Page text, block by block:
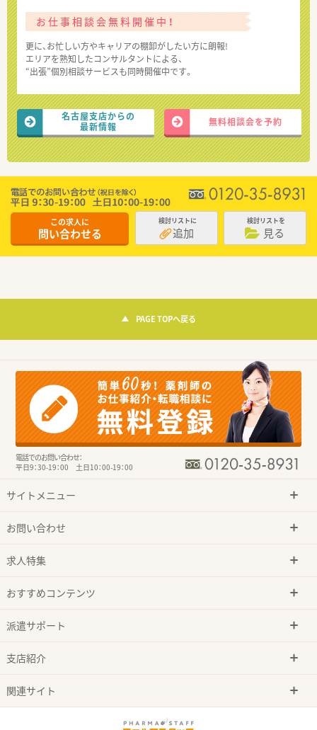
お仕事相談会無料開催中！
更に、お忙しい方やキャリアの棚卸がしたい方に朗報!
エリアを熟知したコンサルタントによる、
“出張”個別相談サービスも同時開催中です。
名古屋支店からの
最新情報
無料相談会を予約
この求人に
問い合わせる
検討リストに
追加
検討リストを
見る
PAGE TOPへ戻る
電話でのお問い合わせ：
平日9：30-19：00 土日10：00-19：00
サイトメニュー
お問い合わせ
求人特集
おすすめコンテンツ
派遣サポート
支店紹介
関連サイト